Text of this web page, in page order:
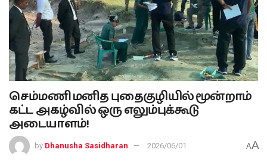
செம்மணி மனித புதைகுழியில் மூன்றாம்
கட்ட அகழ்வில் ஒரு எலும்புக்கூடு
அடையாளம்!
by Dhanusha Sasidharan 2026/06/01 AA